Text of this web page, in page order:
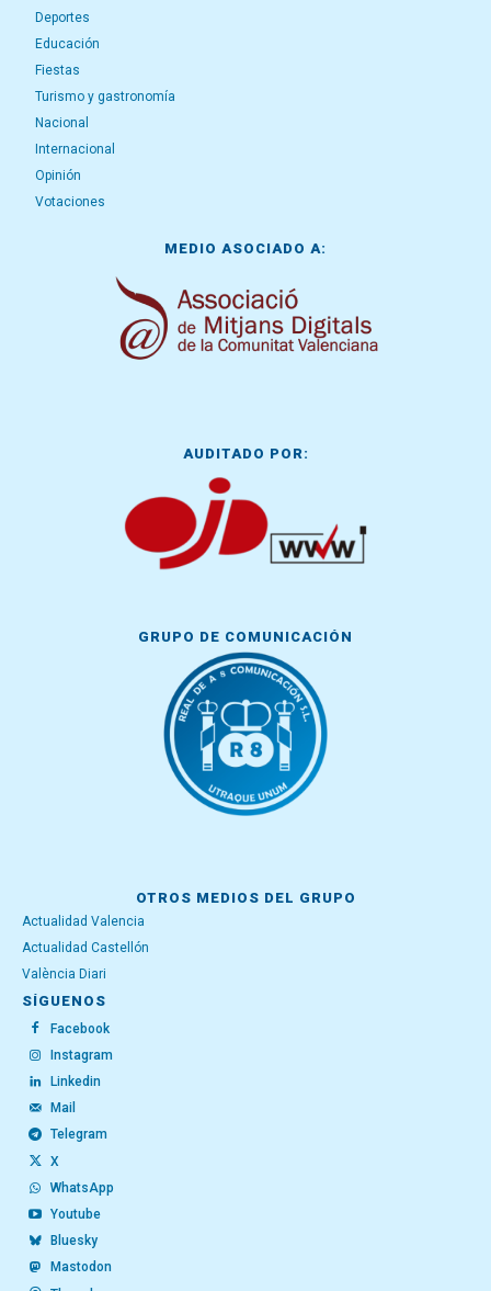
Deportes
Educación
Fiestas
Turismo y gastronomía
Nacional
Internacional
Opinión
Votaciones
MEDIO ASOCIADO A:
AUDITADO POR:
GRUPO DE COMUNICACIÓN
OTROS MEDIOS DEL GRUPO
Actualidad Valencia
Actualidad Castellón
València Diari
SÍGUENOS
Facebook
Instagram
Linkedin
Mail
Telegram
X
WhatsApp
Youtube
Bluesky
Mastodon